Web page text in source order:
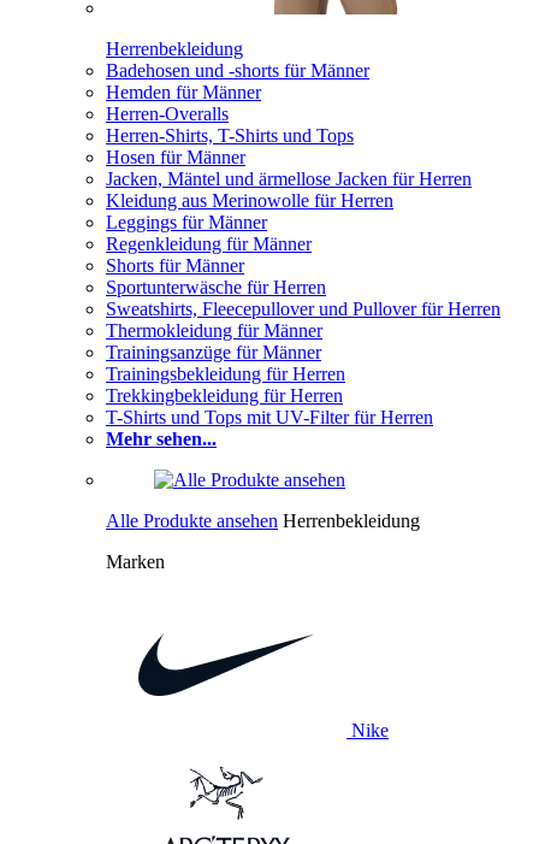
Herrenbekleidung
Badehosen und -shorts für Männer
Hemden für Männer
Herren-Overalls
Herren-Shirts, T-Shirts und Tops
Hosen für Männer
Jacken, Mäntel und ärmellose Jacken für Herren
Kleidung aus Merinowolle für Herren
Leggings für Männer
Regenkleidung für Männer
Shorts für Männer
Sportunterwäsche für Herren
Sweatshirts, Fleecepullover und Pullover für Herren
Thermokleidung für Männer
Trainingsanzüge für Männer
Trainingsbekleidung für Herren
Trekkingbekleidung für Herren
T-Shirts und Tops mit UV-Filter für Herren
Mehr sehen...
Alle Produkte ansehen Herrenbekleidung
Marken
Nike